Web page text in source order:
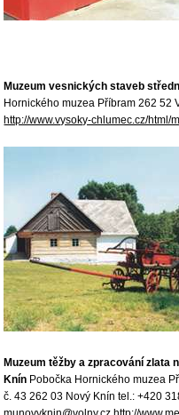
Muzeum vesnických staveb
Hornického muzea Příbram 262 52
http://www.vysoky-chlumec.cz/html/
Muzeum těžby a zpracování zlata
Knín Pobočka Hornického muzea
č. 43 262 03 Nový Knín tel.: +420